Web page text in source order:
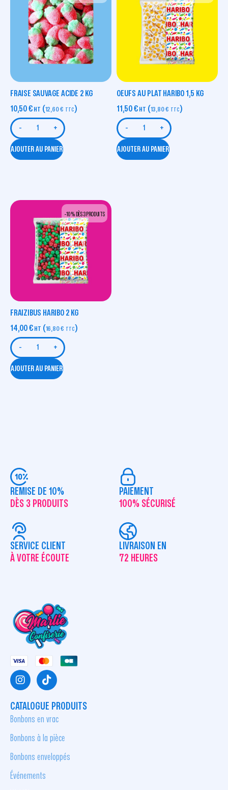
FRAISE SAUVAGE ACIDE 2 KG
10,50€ HT (12,60€ TTC)
- +
AJOUTER AU PANIER
OEUFS AU PLAT HARIBO 1,5 KG
11,50€ HT (13,80€ TTC)
- +
AJOUTER AU PANIER
-10 % DÈS 3 PRODUITS
FRAIZIBUS HARIBO 2 KG
14,00€ HT (16,80€ TTC)
- +
AJOUTER AU PANIER
REMISE DE 10%
DÈS 3 PRODUITS
PAIEMENT
100% SÉCURISÉ
SERVICE CLIENT
À VOTRE ÉCOUTE
LIVRAISON EN
72 HEURES
CATALOGUE PRODUITS
Bonbons en vrac
Bonbons à la pièce
Bonbons enveloppés
Événements